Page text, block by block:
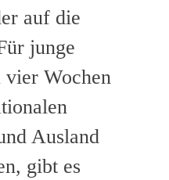
auf die
junge
Wochen
Ausland
gibt es